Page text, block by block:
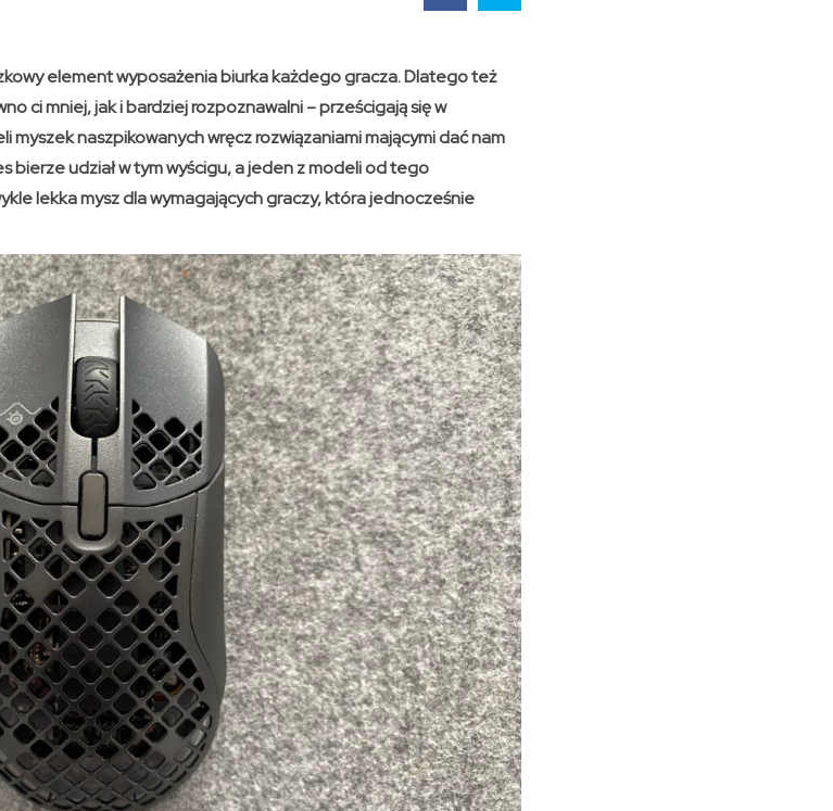
element wyposażenia biurka każdego gracza. Dlatego też
ci mniej, jak i bardziej rozpoznawalni – prześcigają się w
naszpikowanych wręcz rozwiązaniami mającymi dać nam
bierze udział w tym wyścigu, a jeden z modeli od tego
lekka mysz dla wymagających graczy, która jednocześnie